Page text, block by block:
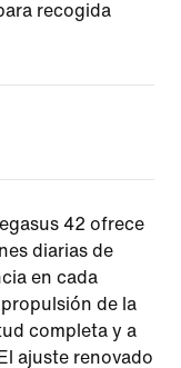
recogida
42 ofrece
diarias de
en cada
de la
completa y a
ajuste renovado